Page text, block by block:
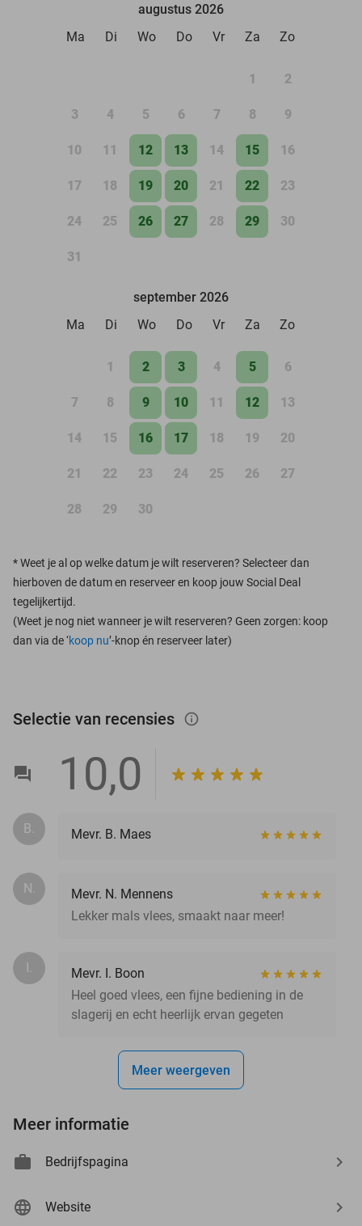
augustus 2026
Ma
Di Wo Do Vr Za Zo
1 2
3 4 5 6 7 8 9
10 11 12 13 14 15 16
17 18 19 20 21 22 23
24 25 26 27 28 29 30
31
september 2026
Ma
Di Wo Do Vr Za Zo
1 2 3 4 5 6
7 8 9 10 11 12 13
14 15 16 17 18 19 20
21 22 23 24 25 26 27
28 29 30
*Weet je al op welke datum je wilt reserveren? Selecteer dan
hierboven de datum en reserveer en koop jouw Social Deal
tegelijkertijd.
(Weet je nog niet wanneer je wilt reserveren? Geen zorgen: koop
dan via de ‘koop nu’-knop én reserveer later)
Selectie van recensies info_outlined
10,0
B. Mevr. B. Maes
N.
Mevr. N. Mennens
Lekker mals vlees, smaakt naar meer!
I.
Mevr. I. Boon
Heel goed vlees, een fijne bediening in de
slagerij en echt heerlijk ervan gegeten
Meer weergeven
Meer informatie
Bedrijfspagina
Website